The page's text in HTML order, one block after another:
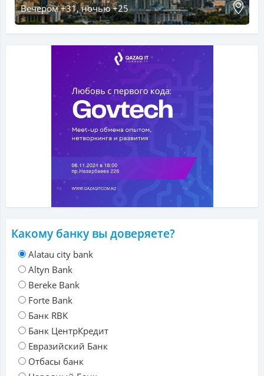
Вечером +31, ночью +25
Какому банку вы доверяете?
Alatau city bank
Altyn Bank
Bereke Bank
Forte Bank
Банк RBK
Банк ЦентрКредит
Евразийский Банк
Отбасы банк